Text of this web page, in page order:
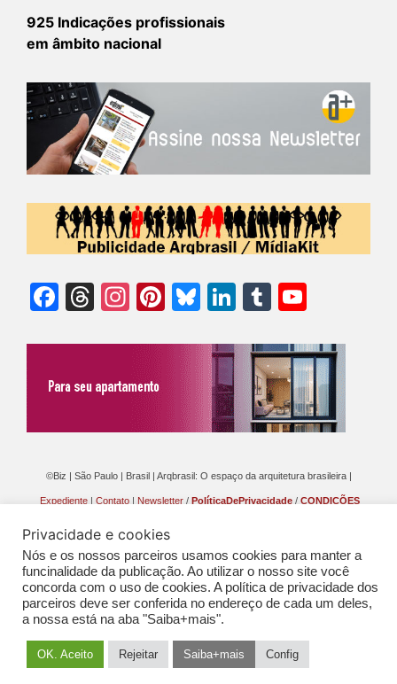
925 Indicações profissionais
em âmbito nacional
Facebook
Threads
Instagram
Pinterest
Bluesky
LinkedIn
Tumblr
©Biz | São Paulo | Brasil | Arqbrasil: O espaço da arquitetura brasileira |
Expediente | Contato | Newsletter / PolíticaDePrivacidade / CONDIÇÕES
Privacidade e cookies
Nós e os nossos parceiros usamos cookies para manter a
funcinalidade da publicação. Ao utilizar o nosso site você
concorda com o uso de cookies. A política de privacidade dos
parceiros deve ser conferida no endereço de cada um deles,
a nossa está na aba "Saiba+mais".
OK. Aceito Rejeitar Saiba+mais Config